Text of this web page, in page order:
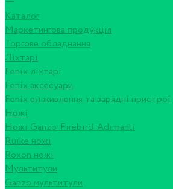
Каталог
Маркетингова продукція
Торгове обладнання
Ліхтарі
Fenix ліхтарі
Fenix аксесуари
Fenix ел живлення та зарядні пристрої
Ножі
Ножі Ganzo-Firebird-Adimanti
Ruike ножі
Roxon ножi
Мультитули
Ganzo мультитули